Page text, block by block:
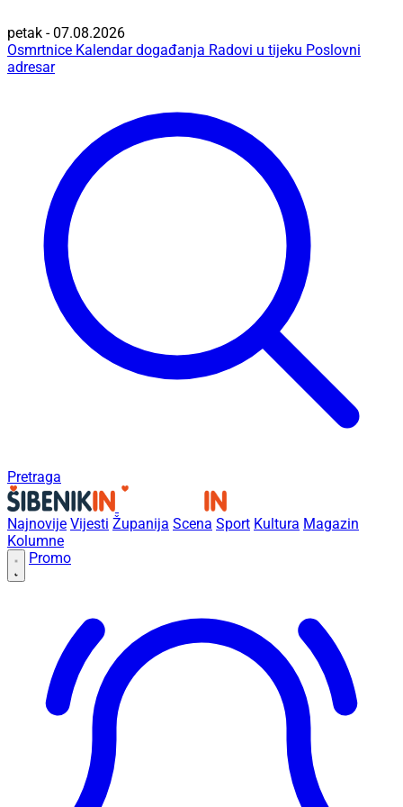
petak - 07.08.2026
Osmrtnice Kalendar događanja Radovi u tijeku Poslovni
adresar
Pretraga
Najnovije Vijesti Županija Scena Sport Kultura Magazin
Kolumne
Promo